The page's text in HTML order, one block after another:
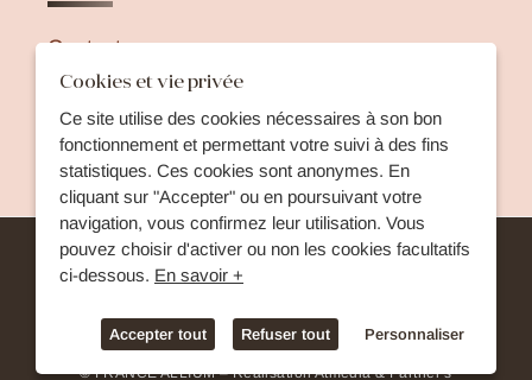
Contacts
Presse
Mentions légales Données personnelles
© FRANCE ALLIUM – RéalisationAtmédia & Partner’s
Cookies et vie privée
Ce site utilise des cookies nécessaires à son bon
fonctionnement et permettant votre suivi à des fins
statistiques. Ces cookies sont anonymes. En
cliquant sur "Accepter" ou en poursuivant votre
navigation, vous confirmez leur utilisation. Vous
pouvez choisir d'activer ou non les cookies facultatifs
ci-dessous. En savoir +
Accepter tout Refuser tout Personnaliser